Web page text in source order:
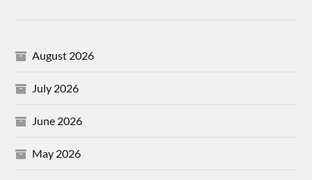
August 2026
July 2026
June 2026
May 2026